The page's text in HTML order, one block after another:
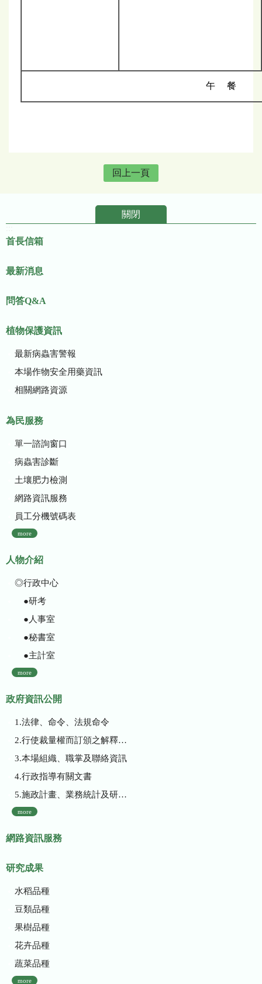
午 餐
回上一頁
關閉
首長信箱
最新消息
問答Q&A
植物保護資訊
最新病蟲害警報
本場作物安全用藥資訊
相關網路資源
為民服務
單一諮詢窗口
病蟲害診斷
土壤肥力檢測
網路資訊服務
員工分機號碼表
more
人物介紹
◎行政中心
●研考
●人事室
●秘書室
●主計室
more
政府資訊公開
1.法律、命令、法規命令
2.行使裁量權而訂頒之解釋性規定及裁量基準
3.本場組織、職掌及聯絡資訊
4.行政指導有關文書
5.施政計畫、業務統計及研究報告
more
網路資訊服務
研究成果
水稻品種
豆類品種
果樹品種
花卉品種
蔬菜品種
more